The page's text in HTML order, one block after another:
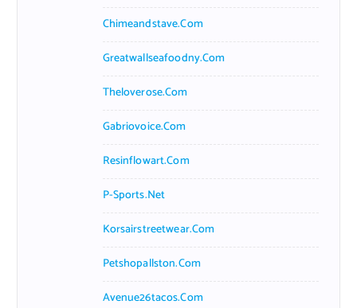
Chimeandstave.com
Greatwallseafoodny.com
Theloverose.com
Gabriovoice.com
Resinflowart.com
P-Sports.net
Korsairstreetwear.com
Petshopallston.com
Avenue26tacos.com